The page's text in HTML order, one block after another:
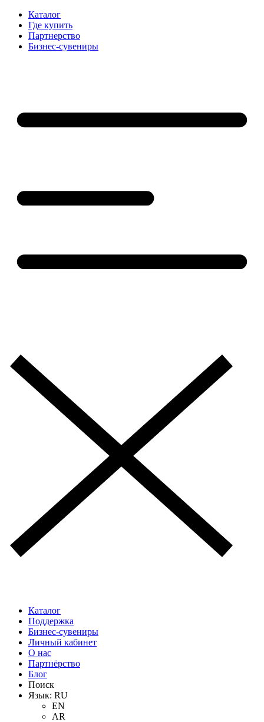
Каталог
Где купить
Партнерство
Бизнес-сувениры
Каталог
Поддержка
Бизнес-сувениры
Личный кабинет
О нас
Партнёрство
Блог
Поиск
Язык: RU
EN
AR